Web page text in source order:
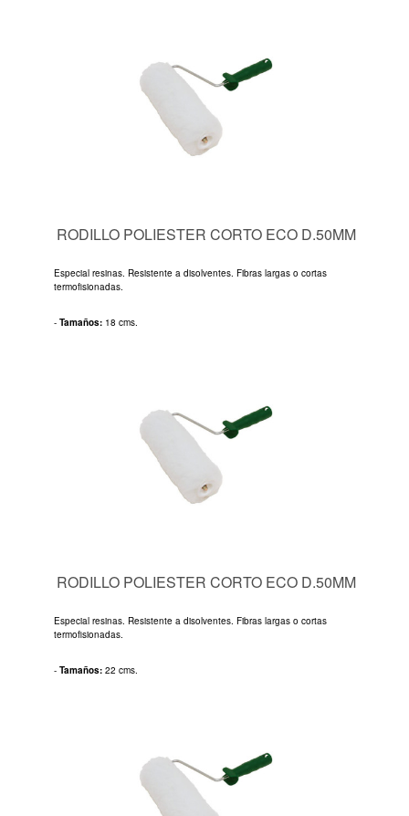
RODILLO POLIESTER CORTO ECO D.50MM
Especial resinas. Resistente a disolventes. Fibras largas o cortas
termofisionadas.
- Tamaños: 18 cms.
RODILLO POLIESTER CORTO ECO D.50MM
Especial resinas. Resistente a disolventes. Fibras largas o cortas
termofisionadas.
- Tamaños: 22 cms.